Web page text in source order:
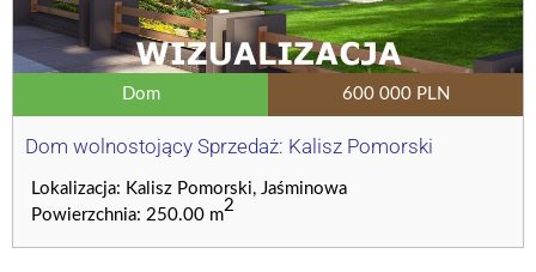
Dom 600 000 PLN
Dom wolnostojący Sprzedaż: Kalisz Pomorski
Lokalizacja: Kalisz Pomorski, Jaśminowa
Powierzchnia: 250.00 m2